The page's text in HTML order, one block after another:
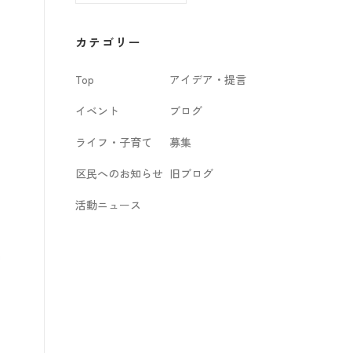
ブ
カテゴリー
Top
アイデア・提言
イベント
ブログ
ライフ・子育て
募集
区民へのお知らせ 旧ブログ
活動ニュース